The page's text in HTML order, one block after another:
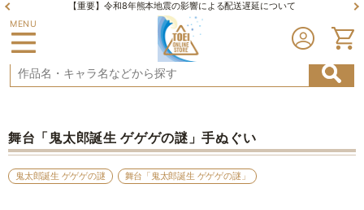
【重要】令和8年熊本地震の影響による配送遅延について
MENU
舞台「鬼太郎誕生 ゲゲゲの謎」手ぬぐい
鬼太郎誕生 ゲゲゲの謎 舞台「鬼太郎誕生 ゲゲゲの謎」